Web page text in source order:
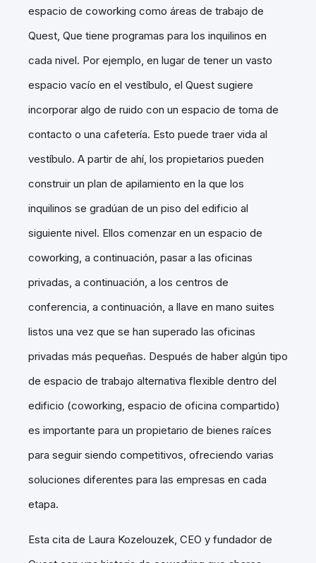
espacio de coworking como áreas de trabajo de
Quest, Que tiene programas para los inquilinos en
cada nivel. Por ejemplo, en lugar de tener un vasto
espacio vacío en el vestíbulo, el Quest sugiere
incorporar algo de ruido con un espacio de toma de
contacto o una cafetería. Esto puede traer vida al
vestíbulo. A partir de ahí, los propietarios pueden
construir un plan de apilamiento en la que los
inquilinos se gradúan de un piso del edificio al
siguiente nivel. Ellos comenzar en un espacio de
coworking, a continuación, pasar a las oficinas
privadas, a continuación, a los centros de
conferencia, a continuación, a llave en mano suites
listos una vez que se han superado las oficinas
privadas más pequeñas. Después de haber algún tipo
de espacio de trabajo alternativa flexible dentro del
edificio (coworking, espacio de oficina compartido)
es importante para un propietario de bienes raíces
para seguir siendo competitivos, ofreciendo varias
soluciones diferentes para las empresas en cada
etapa.
Esta cita de Laura Kozelouzek, CEO y fundador de